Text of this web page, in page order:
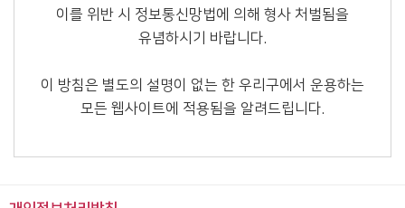
이를 위반 시 정보통신망법에 의해 형사 처벌됨을
유념하시기 바랍니다.
이 방침은 별도의 설명이 없는 한 우리구에서 운용하는
모든 웹사이트에 적용됨을 알려드립니다.